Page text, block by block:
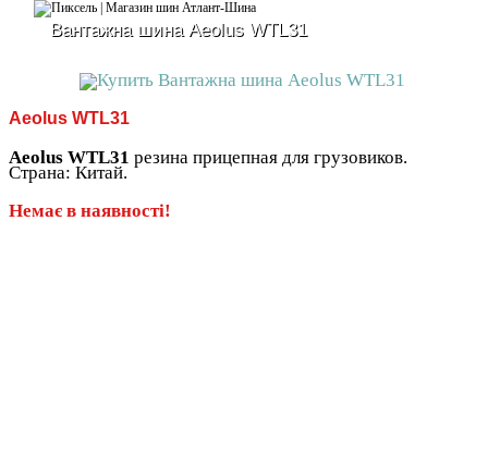
Вантажна шина Aeolus WTL31
Aeolus WTL31
Aeolus WTL31 резина прицепная для грузовиков.
Страна: Китай.
Немає в наявності!